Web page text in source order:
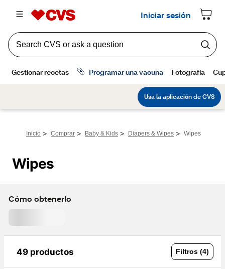
Inicio > Comprar > Baby & Kids > Diapers & Wipes > Wipes
Wipes
Cómo obtenerlo
49 productos Filtros (4)